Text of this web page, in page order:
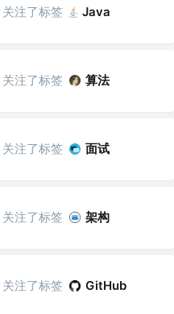
关注了标签 Java
关注了标签 算法
关注了标签 面试
关注了标签 架构
关注了标签 GitHub